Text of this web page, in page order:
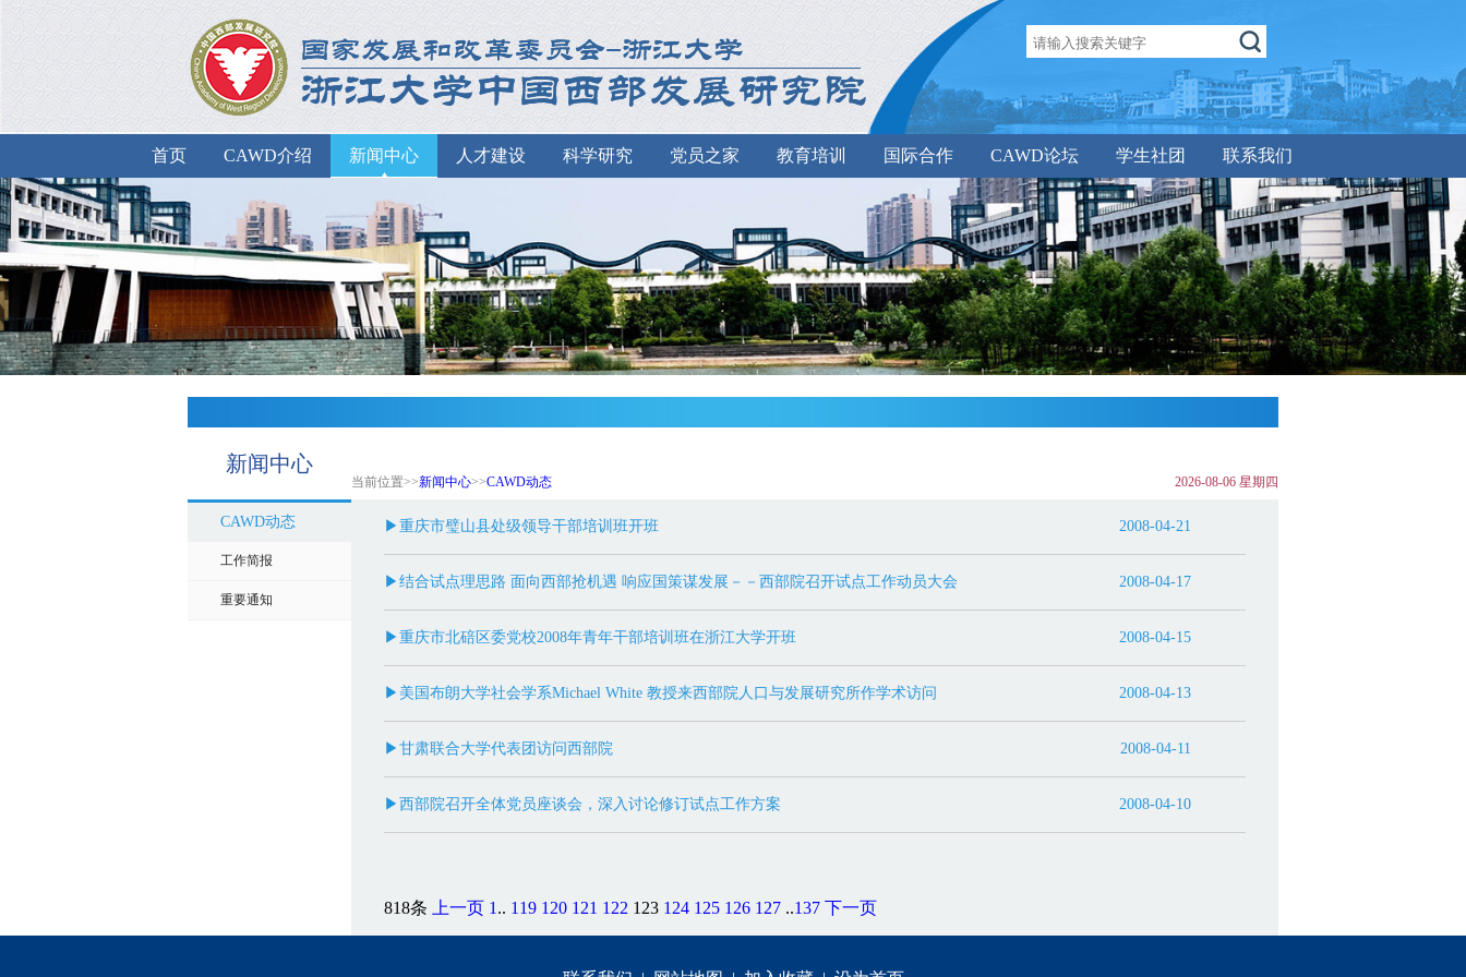
首页 CAWD介绍 新闻中心 人才建设 科学研究 党员之家 教育培训 国际合作 CAWD论坛 学生社团 联系我们
新闻中心
当前位置>>新闻中心>>CAWD动态 2026-08-06 星期四
CAWD动态
工作简报
重要通知
▶重庆市璧山县处级领导干部培训班开班 2008-04-21
▶结合试点理思路 面向西部抢机遇 响应国策谋发展－－西部院召开试点工作动员大会 2008-04-17
▶重庆市北碚区委党校2008年青年干部培训班在浙江大学开班 2008-04-15
▶美国布朗大学社会学系Michael White 教授来西部院人口与发展研究所作学术访问 2008-04-13
▶甘肃联合大学代表团访问西部院 2008-04-11
▶西部院召开全体党员座谈会，深入讨论修订试点工作方案 2008-04-10
818条 上一页 1 .. 119 120 121 122 123 124 125 126 127 ..137 下一页